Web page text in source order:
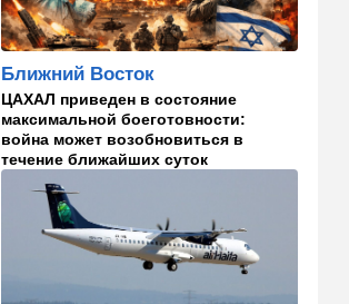
"Сумасшедшие рулят
психбольницей": новое
назначение в ООН вызвало
критику
21:24 Мнения
О му…ках, шаббате и
конституции…
Израиль
Маленькая девочка утонула
в Ашкелоне
Ближний Восток
ЦАХАЛ приведен в состояние
максимальной боеготовности:
война может возобновиться в
течение ближайших суток